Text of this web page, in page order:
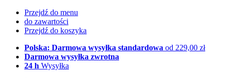
Przejdź do menu
do zawartości
Przejdź do koszyka
Polska: Darmowa wysyłka standardowa od 229,00 zł
Darmowa wysyłka zwrotna
24 h Wysyłka